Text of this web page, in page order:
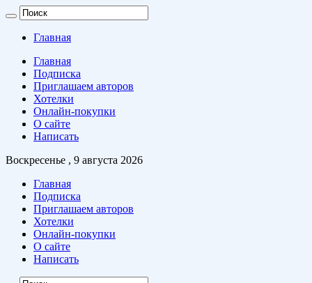
Главная
Главная
Подписка
Приглашаем авторов
Хотелки
Онлайн-покупки
О сайте
Написать
Воскресенье , 9 августа 2026
Главная
Подписка
Приглашаем авторов
Хотелки
Онлайн-покупки
О сайте
Написать